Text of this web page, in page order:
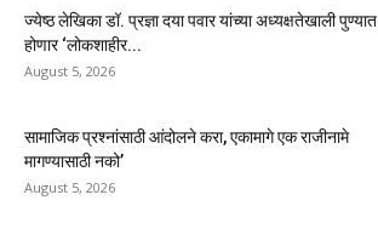
ज्येष्ठ लेखिका डॉ. प्रज्ञा दया पवार यांच्या अध्यक्षतेखाली पुण्यात
होणार ‘लोकशाहीर...
August 5, 2026
सामाजिक प्रश्नांसाठी आंदोलने करा, एकामागे एक राजीनामे
मागण्यासाठी नको’
August 5, 2026